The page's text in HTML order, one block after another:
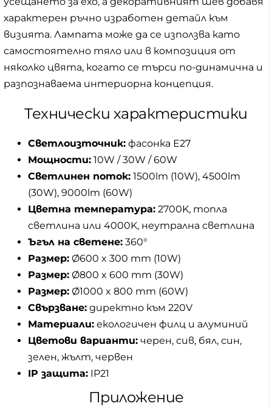
характерен ръчно изработен детайл към
визията. Лампата може да се използва като
самостоятелно тяло или в композиция от
няколко цвята, когато се търси по-динамична и
разпознаваема интериорна концепция.
Технически характеристики
Светлоизточник: фасонка Е27
Мощности: 10W / 30W / 60W
Светлинен поток: 1500lm (10W), 4500lm
(30W), 9000lm (60W)
Цветна температура: 2700K, топла
светлина или 4000K, неутрална светлина
Ъгъл на светене: 360°
Размер: Ø600 x 300 mm (10W)
Размер: Ø800 x 600 mm (30W)
Размер: Ø1000 x 800 mm (60W)
Свързване: директно към 220V
Материали: екологичен филц и алуминий
Цветови варианти: черен, сив, бял, син,
зелен, жълт, червен
IP защита: IP21
Приложение